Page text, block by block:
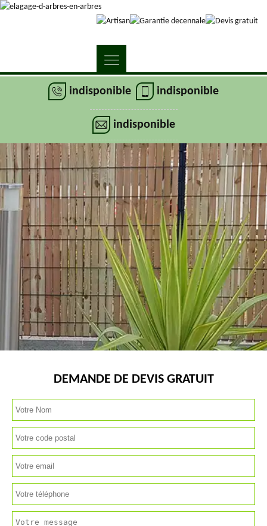
indisponible indisponible
indisponible
DEMANDE DE DEVIS GRATUIT